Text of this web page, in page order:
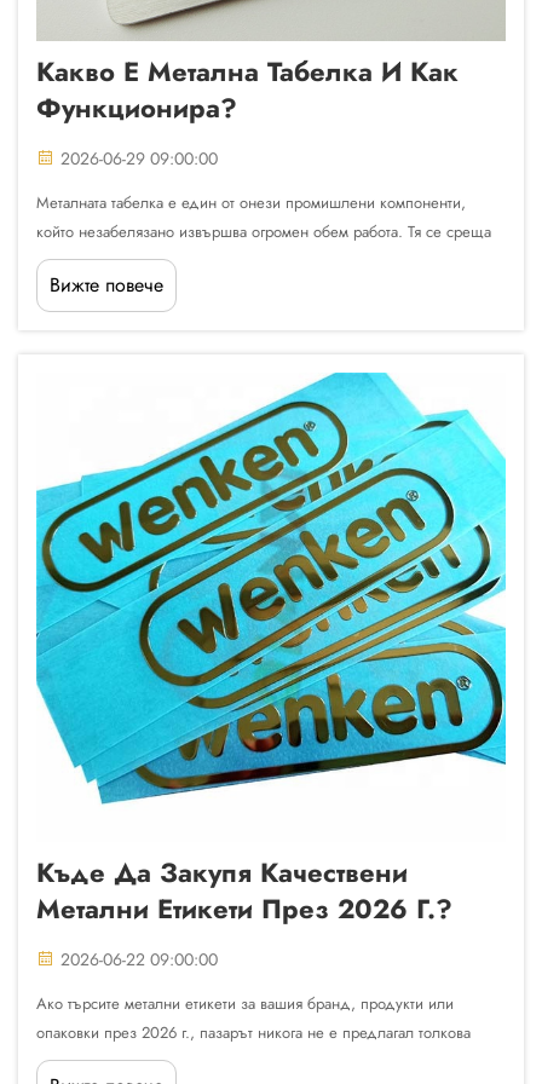
Какво Е Метална Табелка И Как
Функционира?
2026-06-29 09:00:00
Металната табелка е един от онези промишлени компоненти,
който незабелязано извършва огромен обем работа. Тя се среща
на машини, панели на оборудване, електрически корпуси,
превозни средства и потребителски продукти — навсякъде,
където е необходима постоянна и издръжлива...
Вижте повече
Къде Да Закупя Качествени
Метални Етикети През 2026 Г.?
2026-06-22 09:00:00
Ако търсите метални етикети за вашия бранд, продукти или
опаковки през 2026 г., пазарът никога не е предлагал толкова
много възможности — но намирането на действително